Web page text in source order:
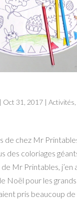
| Oct 31, 2017| Activités
de chez Mr
des coloriages
Mr Printables, j’en
Noël pour les
pris beaucoup de